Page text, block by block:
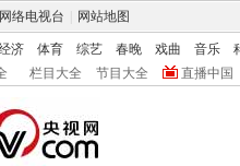
络电视台 网站地图
济 体育 综艺 春晚 戏曲 音乐
栏目大全 节目大全 直播中国